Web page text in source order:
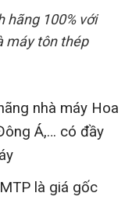
hãng 100% với
máy tôn thép
nhà máy Hoa
Á,… có đầy
là giá gốc